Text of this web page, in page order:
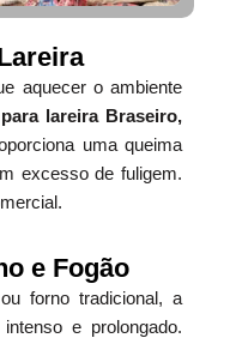
aquecer o ambiente
lareira Braseiro,
uma queima
excesso de fuligem.
e Fogão
forno tradicional, a
e prolongado.